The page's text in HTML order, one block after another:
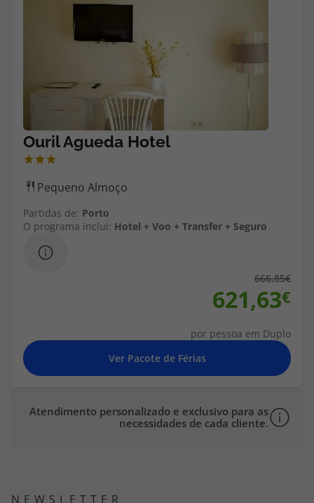
Custo de uma chamada para a rede fixa nacional.
Apoio ao cliente no Estrangeiro
Custo de uma chamada para a rede fixa nacional.
A sua agência de viagens Top Atlântico tem a preocupação de estar
sempre mais perto de si, para maior comodidade e total facilidade
na marcação das suas viagens, tem ainda ao seu dispor o nosso call
center a funcionar todos os dias úteis das 10:00 às 20:00 e Sábado
das 10:00 às 14:00.
topatlantico@topatlantico.com
Partidas de: Porto
O programa inclui: Hotel + Voo + Transfer + Seguro
666,85
621,63
por pessoa em Duplo
Atendimento personalizado e exclusivo para as
necessidades de cada cliente.